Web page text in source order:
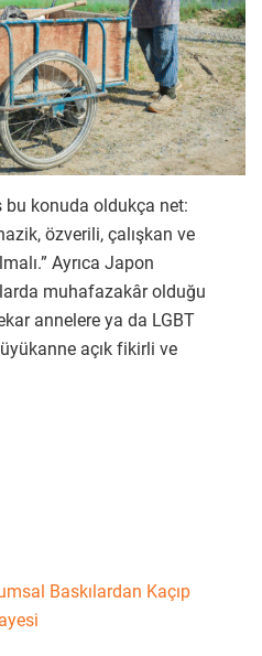
bu konuda oldukça net:
özverili, çalışkan ve
Ayrıca Japon
muhafazakâr olduğu
annelere ya da LGBT
açık fikirli ve
Baskılardan Kaçıp